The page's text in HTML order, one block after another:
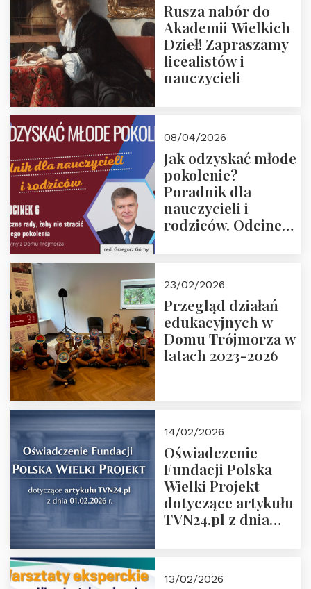
Rusza nabór do
Akademii Wielkich
Dzieł! Zapraszamy
licealistów i
nauczycieli
08/04/2026
Jak odzyskać młode
pokolenie?
Poradnik dla
nauczycieli i
rodziców. Odcinek
Rozmawiają red.
Grzegorz Górny i
prof. Michał
Łuczewski
23/02/2026
Przegląd działań
edukacyjnych w
Domu Trójmorza w
latach 2023-2026
14/02/2026
Oświadczenie
Fundacji Polska
Wielki Projekt
dotyczące artykułu
TVN24.pl z dnia
13/02/2026